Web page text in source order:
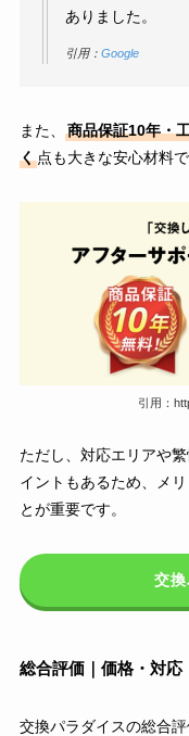
ありました。
引用： Google
また、
商品保証10年・
く点も大きな安心材料で
引用：
ただし、対応エリアや
イントもあるため、メ
とが重要です。
交換
総合評価｜価格・対
交換パラダイスの総合